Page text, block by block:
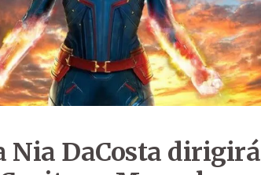
Nia DaCosta